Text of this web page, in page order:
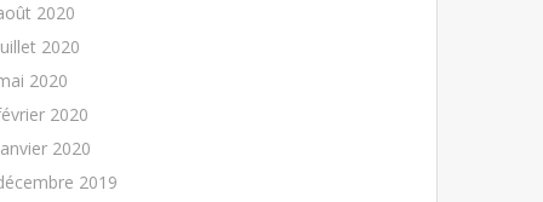
2020
2020
2020
2020
2020
2019